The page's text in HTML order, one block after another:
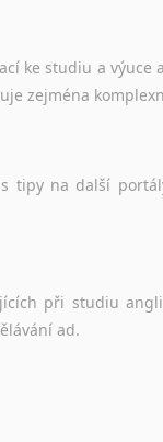
ke studiu a výuce
zejména
s tipy na další
při studiu
ad.